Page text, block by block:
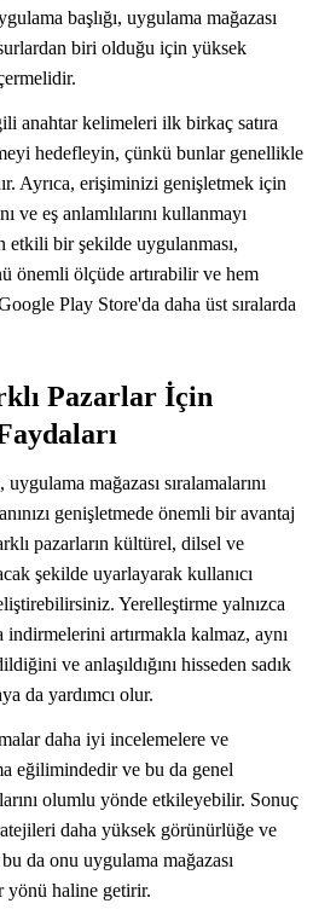
başlığı, uygulama mağazası
biri olduğu için yüksek
anahtar kelimeleri ilk birkaç satıra
hedefleyin, çünkü bunlar genellikle
Ayrıca, erişiminizi genişletmek için
ve eş anlamlılarını kullanmayı
etkili bir şekilde uygulanması,
önemli ölçüde artırabilir ve hem
Play Store'da daha üst sıralarda
Pazarlar İçin
mağazası sıralamalarını
genişletmede önemli bir avantaj
pazarların kültürel, dilsel ve
şekilde uyarlayarak kullanıcı
Yerelleştirme yalnızca
artırmakla kalmaz, aynı
ve anlaşıldığını hisseden sadık
da yardımcı olur.
daha iyi incelemelere ve
eğilimindedir ve bu da genel
olumlu yönde etkileyebilir. Sonuç
daha yüksek görünürlüğe ve
da onu uygulama mağazası
yönü haline getirir.